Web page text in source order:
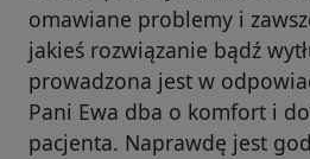
omawiane problemy i
jakieś rozwiązanie bądź
prowadzona jest w
Pani Ewa dba o komfort i
pacjenta. Naprawdę jest